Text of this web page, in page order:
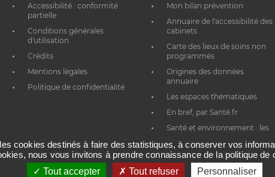
Accessibilité : conformité
partielle
Conditions générales
d'utilisation
Crédits
Mentions légales
Politique de confidentialité
Mon bilan prévention
Annuaire de l'accessibilité des
cabinets
Carte des lieux de soins non
programmés
Origines des données
annuaire
Les espaces thématiques
En bref, par Santé.fr
Santé et environnement : les
cookies destinés à faire des statistiques, à conserver vos
nous vous invitons à prendre connaissance de la politique de
Tout accepter
Tout refuser Personnaliser